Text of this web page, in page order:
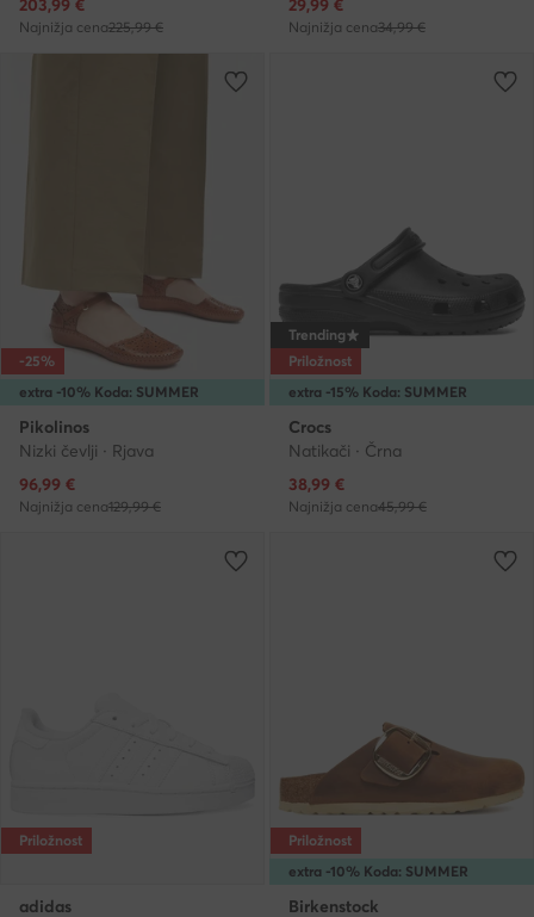
203,99 €
Najnižja cena225,99 €
29,99 €
Najnižja cena34,99 €
extra -10% Koda: SUMMER
-25%
Pikolinos
Nizki čevlji · Rjava
Trenutna cena
96,99 €
Najnižja cena129,99 €
extra -15% Koda: SUMMER
Trending
Priložnost
Crocs
Natikači · Črna
Trenutna cena
38,99 €
Najnižja cena45,99 €
Priložnost
adidas
extra -10% Koda: SUMMER
Priložnost
Birkenstock